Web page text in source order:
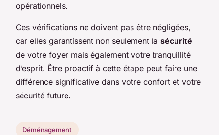
opérationnels.
Ces vérifications ne doivent pas être négligées,
car elles garantissent non seulement la sécurité
de votre foyer mais également votre tranquillité
d’esprit. Être proactif à cette étape peut faire une
différence significative dans votre confort et votre
sécurité future.
Déménagement